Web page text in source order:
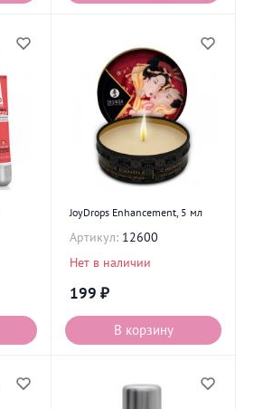
JoyDrops Enhancement, 5 мл
Артикул: 12600
Нет в наличии
199 ₽
В корзину